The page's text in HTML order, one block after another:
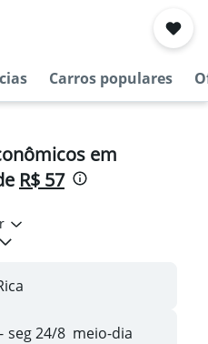
Carros populares
em
R$ 57
- seg 24/8 meio-dia